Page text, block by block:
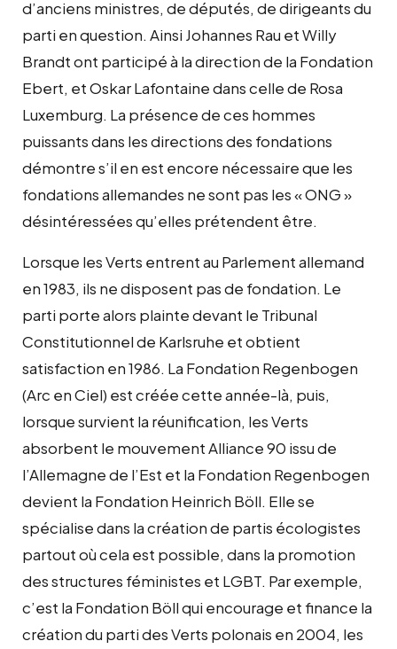
d’anciens ministres, de députés, de dirigeants du
parti en question. Ainsi Johannes Rau et Willy
Brandt ont participé à la direction de la Fondation
Ebert, et Oskar Lafontaine dans celle de Rosa
Luxemburg. La présence de ces hommes
puissants dans les directions des fondations
démontre s’il en est encore nécessaire que les
fondations allemandes ne sont pas les « ONG »
désintéressées qu’elles prétendent être.
Lorsque les Verts entrent au Parlement allemand
en 1983, ils ne disposent pas de fondation. Le
parti porte alors plainte devant le Tribunal
Constitutionnel de Karlsruhe et obtient
satisfaction en 1986. La Fondation Regenbogen
(Arc en Ciel) est créée cette année-là, puis,
lorsque survient la réunification, les Verts
absorbent le mouvement Alliance 90 issu de
l’Allemagne de l’Est et la Fondation Regenbogen
devient la Fondation Heinrich Böll. Elle se
spécialise dans la création de partis écologistes
partout où cela est possible, dans la promotion
des structures féministes et LGBT. Par exemple,
c’est la Fondation Böll qui encourage et finance la
création du parti des Verts polonais en 2004, les